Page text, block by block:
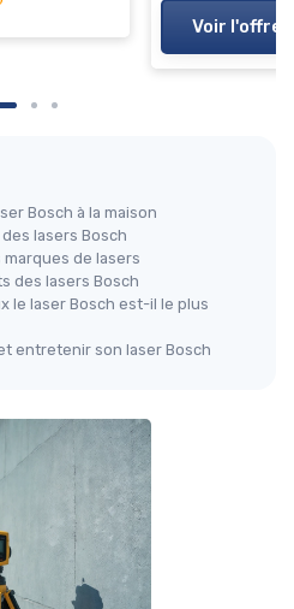
Voir l'offre
Bosch à la maison
lasers Bosch
marques de lasers
des lasers Bosch
le laser Bosch est-il le plus
entretenir son laser Bosch